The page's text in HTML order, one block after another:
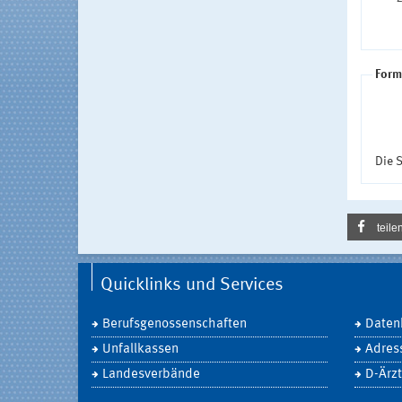
Die
Quicklinks und Services
Berufsgenossenschaften
Unfallkassen
Landesverbände
D-